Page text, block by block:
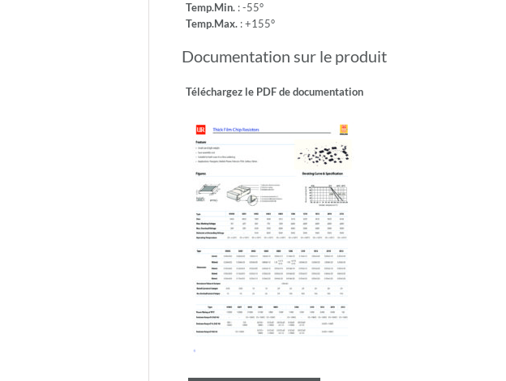
Temp.Min. : -55°
Temp.Max. : +155°
Documentation sur le produit
Téléchargez le PDF de documentation